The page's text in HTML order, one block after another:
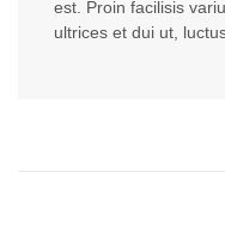
est. Proin facilisis
ultrices et dui ut,